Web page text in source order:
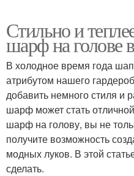
Стильно и
шарф на голове
В холодное время года
атрибутом нашего
добавить немного стиля и
шарф может стать
шарф на голову, вы не
получите возможность
модных луков. В этой
сделать.